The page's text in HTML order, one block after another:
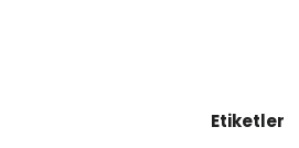
Etiketler